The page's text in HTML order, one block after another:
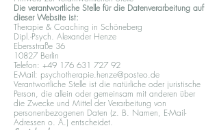
Die verantwortliche Stelle für die Datenverarbeitung auf
dieser Website ist:
Therapie & Coaching in Schöneberg
Dipl.-Psych. Alexander Henze
Ebersstraße 36
10827 Berlin
Telefon: +49 176 631 727 92
E-Mail: psychotherapie.henze@posteo.de
Verantwortliche Stelle ist die natürliche oder juristische
Person, die allein oder gemeinsam mit anderen über
die Zwecke und Mittel der Verarbeitung von
personenbezogenen Daten (z. B. Namen, E-Mail-
Adressen o. Ä.) entscheidet.